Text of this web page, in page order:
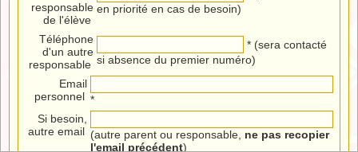
responsable
de l'élève
en priorité en cas de besoin)
Téléphone
d'un autre
responsable
* (sera contacté
si absence du premier numéro)
Email
personnel *
Si besoin,
autre email (autre parent ou responsable, ne pas recopier
l'email précédent)